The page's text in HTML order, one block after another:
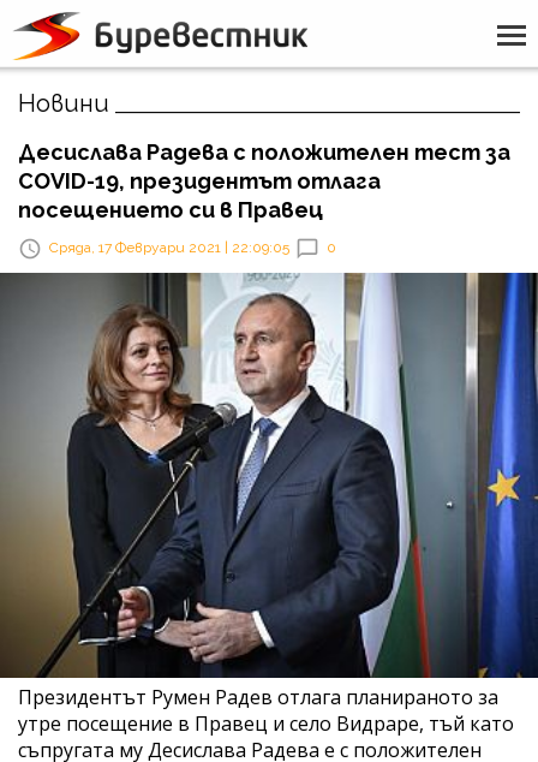
Новини
Десислава Радева с положителен тест за
COVID-19, президентът отлага
посещението си в Правец
Сряда, 17 Февруари 2021 | 22:09:05 0
Президентът Румен Радев отлага планираното за
утре посещение в Правец и село Видраре, тъй като
съпругата му Десислава Радева е с положителен